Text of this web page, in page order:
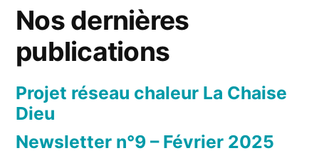
Nos dernières
publications
Projet réseau chaleur La Chaise
Dieu
Newsletter n°9 – Février 2025